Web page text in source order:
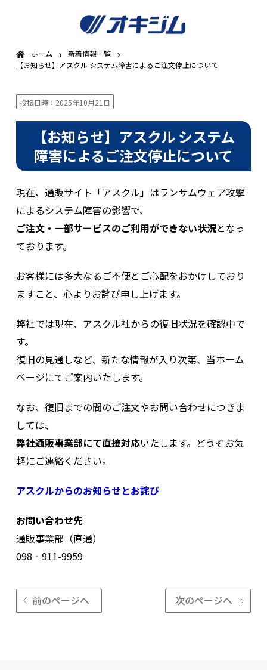
ホーム › 新着情報一覧 ›
【お知らせ】アスクル システム障害によるご注文停止について
投稿日時：2025年10月21日
【お知らせ】アスクル システム
障害によるご注文停止について
現在、通販サイト「アスクル」はランサムウェア攻撃
によるシステム障害の影響で、
ご注文・一部サービスのご利用ができない状況となっ
ております。
お客様には多大なるご不便とご心配をおかけしており
ますこと、心よりお詫び申し上げます。
弊社では現在、アスクル社からの復旧状況を確認中で
す。
復旧の見通しなど、新たな情報が入り次第、当ホーム
ページにてご案内いたします。
なお、復旧までの間のご注文やお問い合わせにつきま
しては、
弊社通販事業部にて直接対応いたします。どうぞお気
軽にご連絡ください。
アスクルからのお知らせとお詫び
お問い合わせ先
通販事業部（直通）
098‐911-9959
前のページへ 次のページへ